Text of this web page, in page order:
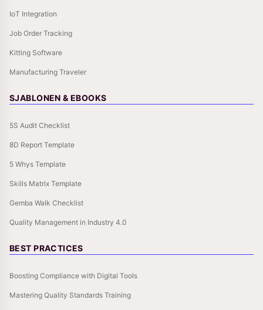
IoT Integration
Job Order Tracking
Kitting Software
Manufacturing Traveler
SJABLONEN & EBOOKS
5S Audit Checklist
8D Report Template
5 Whys Template
Skills Matrix Template
Gemba Walk Checklist
Quality Management in Industry 4.0
BEST PRACTICES
Boosting Compliance with Digital Tools
Mastering Quality Standards Training